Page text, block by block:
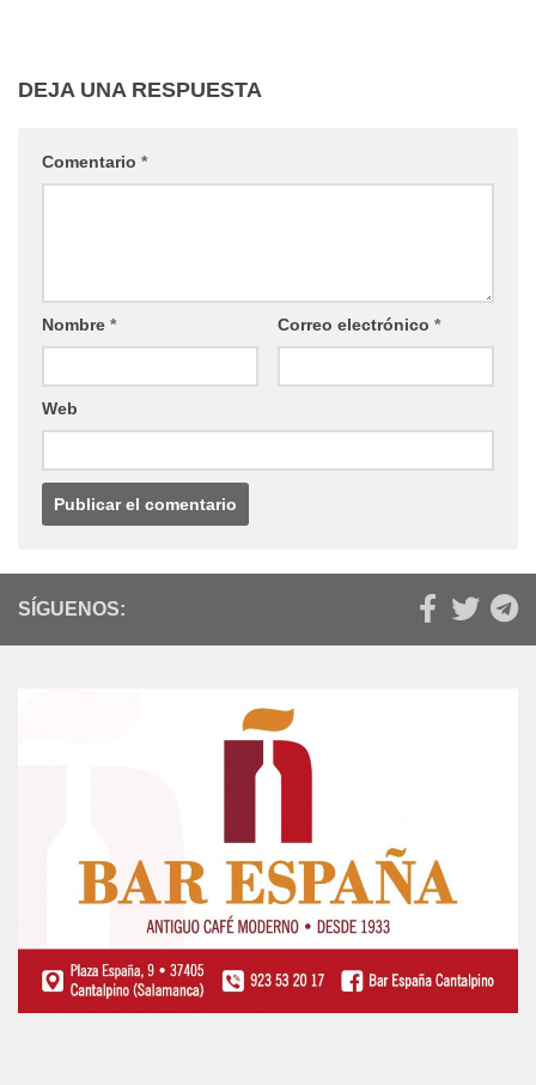
DEJA UNA RESPUESTA
Comentario *
Nombre * Correo electrónico *
Web
SÍGUENOS: